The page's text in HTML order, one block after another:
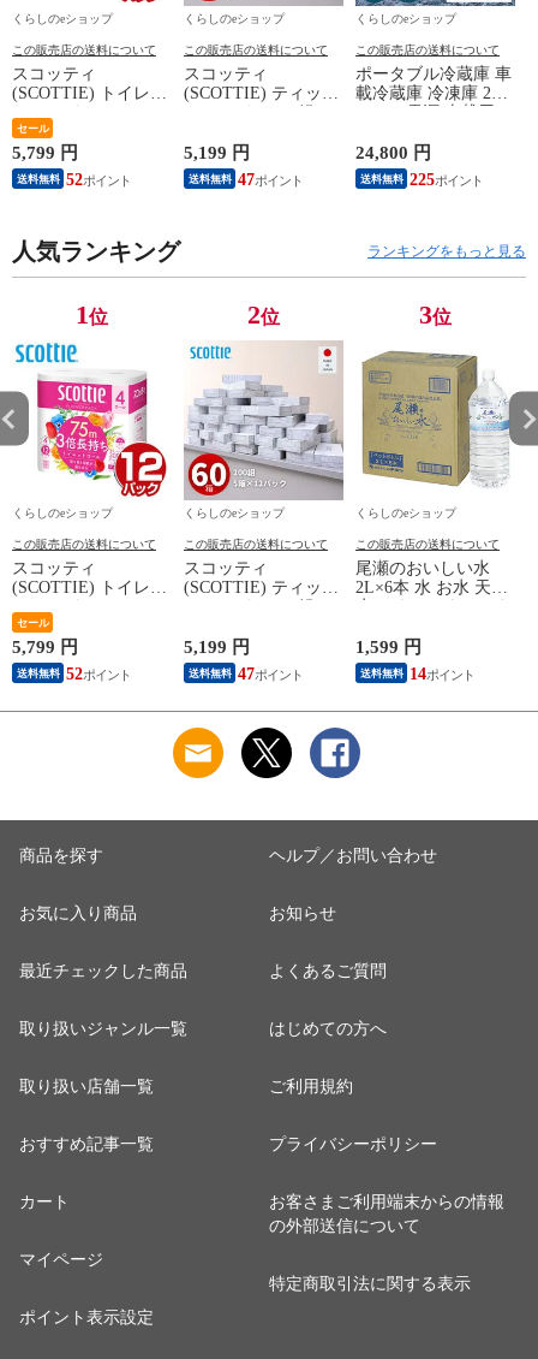
くらしのeショップ
この販売店の送料について
スコッティ
(SCOTTIE) トイレッ
パック 3倍長持ち 4
ロール(ダブル) 4ロー
ル×12(48ロール) 3倍
ロール 3倍巻 トイレ
製紙クレシア 【送料
無料】
セール
5,799 円
送料無料 52
くらしのeショップ
この販売店の送料について
スコッティ
(SCOTTIE) ティッシ
ティシュペーパー ま
とめ買い ケース販売
ボックスティッシュ
5,199 円
送料無料 47
くらしのeショップ
この販売店の送料について
ポータブル冷蔵庫 車
載冷蔵庫 冷凍庫 25L
度 急速冷凍 コンプ
レッサー式 YFR-
AC252(B) ミニ冷蔵庫
カンド冷蔵庫 山善
24,800 円
送料無料 225
人気ランキング ランキングをもっと見る
1位
くらしのeショップ
この販売店の送料について
スコッティ
(SCOTTIE) トイレッ
パック 3倍長持ち 4
ロール(ダブル) 4ロー
ル×12(48ロール) 3倍
ロール 3倍巻 トイレ
セール
5,799 円
送料無料 52
2位
くらしのeショップ
この販売店の送料について
スコッティ
(SCOTTIE) ティッシ
ティシュペーパー ま
とめ買い ケース販売
ボックスティッシュ
シア 【送料無料】
5,199 円
送料無料 47
3位
くらしのeショップ
この販売店の送料について
尾瀬のおいしい水
2L×6本 水 お水 天然
トル 2L 名水百選 尾
瀬 国産 箱 ケース ま
とめ買い ニチネン
1,599 円
送料無料 14
商品を探す
お気に入り商品
最近チェックした商品
取り扱いジャンル一覧
取り扱い店舗一覧
おすすめ記事一覧
カート
マイページ
ポイント表示設定
ヘルプ／お問い合わせ
お知らせ
よくあるご質問
はじめての方へ
ご利用規約
プライバシーポリシー
お客さまご利用端末からの情報
の外部送信について
特定商取引法に関する表示